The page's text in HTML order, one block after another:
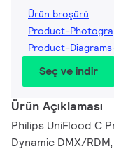
Ürün broşürü
Product-
Product-Diagrams-
Seç ve indir
Ürün Açıklaması
Philips UniFlood C
Dynamic DMX/RDM,